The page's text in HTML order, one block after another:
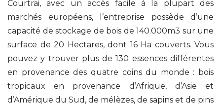
Courtrai, avec un accès facile à la plupart des
marchés européens, l’entreprise possède d’une
capacité de stockage de bois de 140.000m3 sur une
surface de 20 Hectares, dont 16 Ha couverts. Vous
pouvez y trouver plus de 130 essences différentes
en provenance des quatre coins du monde : bois
tropicaux en provenance d’Afrique, d’Asie et
d’Amérique du Sud, de mélèzes, de sapins et de pins